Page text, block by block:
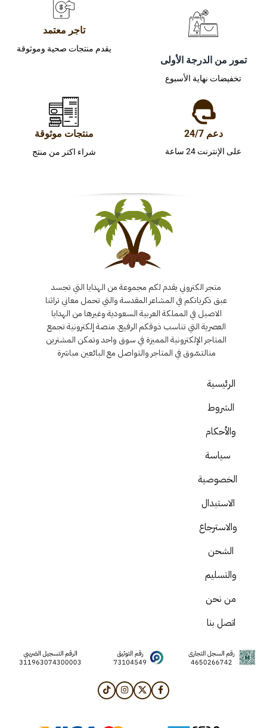
تمور من الدرجة الأولى
تخفيضات نهاية الأسبوع
تاجر معتمد
يقدم منتجات صحية وموثوقة
دعم 24/7
على الإنترنت 24 ساعة
منتجات موثوقة
شراء اكتر من منتج
متجر الكتروني يقدم لكم مجموعة من الهدايا التي تجسد
عبق ذكرياتكم في المشاعر المقدسة والتي تحمل معاني تراثنا
الاصيل في المملكة العربية السعودية وغيرها من الهدايا
العصرية التي تناسب ذوقكم الرفيع. منصة إلكترونية تجمع
المتاجر الإلكترونية المميزة في سوق واحد وتمكن المشترين
منالتسّوق في المتاجر والتواصل مع البائعين مباشرة
الرئيسية
الشروط
والأحكام
سياسة
الخصوصية
الاستبدال
والاسترجاع
الشحن
والتسليم
من نحن
اتصل بنا